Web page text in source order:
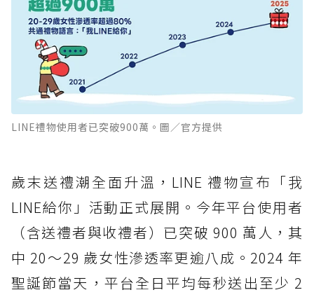
LINE禮物使用者已突破900萬。圖／官方提供
歲末送禮潮全面升溫，LINE 禮物宣布「我
LINE給你」活動正式展開。今年平台使用者
（含送禮者與收禮者）已突破 900 萬人，其
中 20～29 歲女性滲透率更逾八成。2024 年
聖誕節當天，平台全日平均每秒送出至少 2